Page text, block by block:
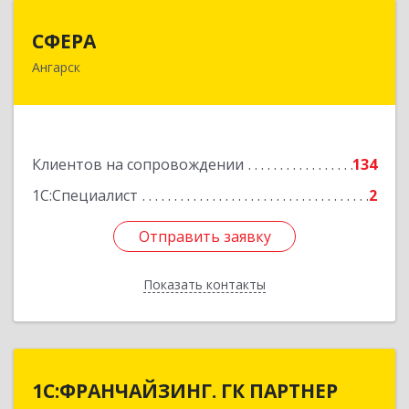
СФЕРА
Ангарск
Клиентов на сопровождении
134
1С:Специалист
2
Отправить заявку
Показать контакты
665816, Иркутская обл, Ангарск г, 177-й кв-л,
Отправить заявку
Назад
1С:ФРАНЧАЙЗИНГ. ГК ПАРТНЕР
1С:ФРАНЧАЙЗИНГ. ГК ПАРТНЕР